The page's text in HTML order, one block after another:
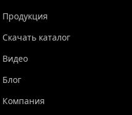
Продукция
Скачать каталог
Видео
Блог
Компания